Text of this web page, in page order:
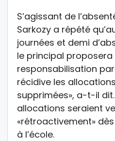
S’agissant de
Sarkozy a répété
journées et demi
le principal
responsabilisation
récidive les
supprimées», a-t-il
allocations seraient
«rétroactivement»
à l’école.